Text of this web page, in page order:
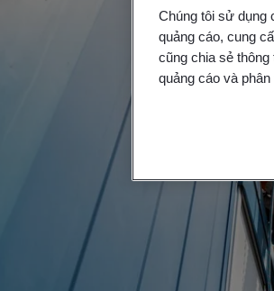
Chúng tôi sử dụng
quảng cáo, cung
cũng chia sẻ
quảng cáo và